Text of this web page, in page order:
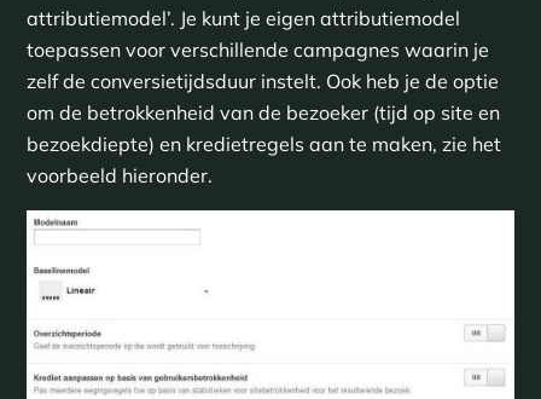
attributiemodel’. Je kunt je eigen attributiemodel
toepassen voor verschillende campagnes waarin je
zelf de conversietijdsduur instelt. Ook heb je de optie
om de betrokkenheid van de bezoeker (tijd op site en
bezoekdiepte) en kredietregels aan te maken, zie het
voorbeeld hieronder.